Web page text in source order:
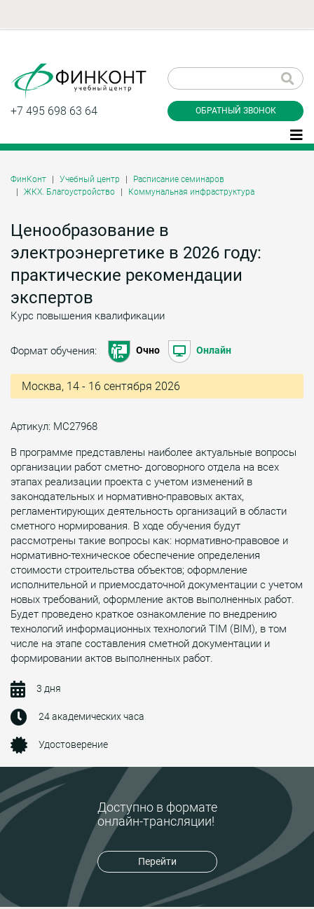
+7 495 698 63 64 ОБРАТНЫЙ ЗВОНОК
Доступно в формате
онлайн-трансляции!
Перейти
ФинКонт Учебный центр
Расписание семинаров
ЖКХ. Благоустройство
Коммунальная инфраструктура
Ценообразование в
электроэнергетике в 2026 году:
практические рекомендации
экспертов
Курс повышения квалификации
Формат обучения: Очно Онлайн
Москва, 14 - 16 сентября 2026
Артикул: МС27968
В программе представлены наиболее актуальные вопросы
организации работ сметно- договорного отдела на всех
этапах реализации проекта с учетом изменений в
законодательных и нормативно-правовых актах,
регламентирующих деятельность организаций в области
сметного нормирования. В ходе обучения будут
рассмотрены такие вопросы как: нормативно-правовое и
нормативно-техническое обеспечение определения
стоимости строительства объектов; оформление
исполнительной и приемосдаточной документации с учетом
новых требований, оформление актов выполненных работ.
Будет проведено краткое ознакомление по внедрению
технологий информационных технологий ТIM (BIM), в том
числе на этапе составления сметной документации и
формировании актов выполненных работ.
3 дня
24 академических часа
Удостоверение
звонок
Даю согласие на обработку персональных
Заказать